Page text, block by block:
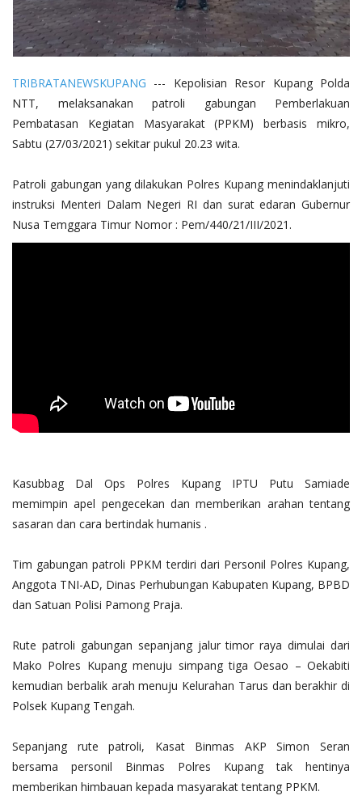
TRIBRATANEWSKUPANG --- Kepolisian Resor Kupang Polda
NTT, melaksanakan patroli gabungan Pemberlakuan
Pembatasan Kegiatan Masyarakat (PPKM) berbasis mikro,
Sabtu (27/03/2021) sekitar pukul 20.23 wita.
Patroli gabungan yang dilakukan Polres Kupang menindaklanjuti
instruksi Menteri Dalam Negeri RI dan surat edaran Gubernur
Nusa Temggara Timur Nomor : Pem/440/21/III/2021.
Kasubbag Dal Ops Polres Kupang IPTU Putu Samiade
memimpin apel pengecekan dan memberikan arahan tentang
sasaran dan cara bertindak humanis .
Tim gabungan patroli PPKM terdiri dari Personil Polres Kupang,
Anggota TNI-AD, Dinas Perhubungan Kabupaten Kupang, BPBD
dan Satuan Polisi Pamong Praja.
Rute patroli gabungan sepanjang jalur timor raya dimulai dari
Mako Polres Kupang menuju simpang tiga Oesao – Oekabiti
kemudian berbalik arah menuju Kelurahan Tarus dan berakhir di
Polsek Kupang Tengah.
Sepanjang rute patroli, Kasat Binmas AKP Simon Seran
bersama personil Binmas Polres Kupang tak hentinya
memberikan himbauan kepada masyarakat tentang PPKM.